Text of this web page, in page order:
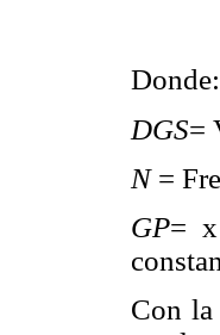
Donde:
DGS=
N=
GP= x
Con la